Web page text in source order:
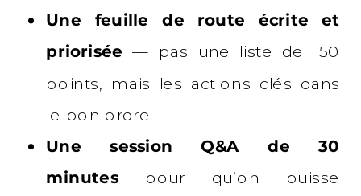
Une feuille de route écrite et
priorisée — pas une liste de 150
points, mais les actions clés dans
le bon ordre
Une session Q&A de 30
minutespour qu’on puisse